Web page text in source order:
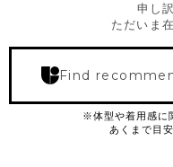
申し
ただいま
Find